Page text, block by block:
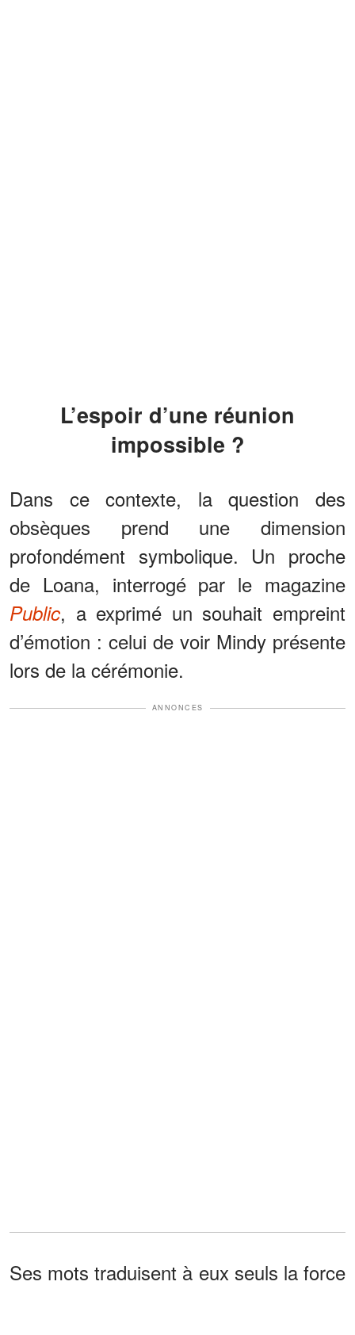
L’espoir d’une réunion
impossible ?
Dans ce contexte, la question des
obsèques prend une dimension
profondément symbolique. Un proche
de Loana, interrogé par le magazine
Public, a exprimé un souhait empreint
d’émotion : celui de voir Mindy présente
lors de la cérémonie.
ANNONCES
Ses mots traduisent à eux seuls la force